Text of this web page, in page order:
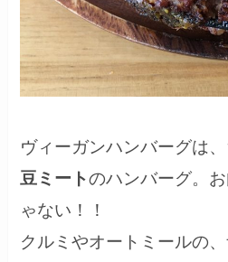
ヴィーガンハンバーグは
豆ミートのハンバーグ。
ゃない！！
クルミやオートミールの